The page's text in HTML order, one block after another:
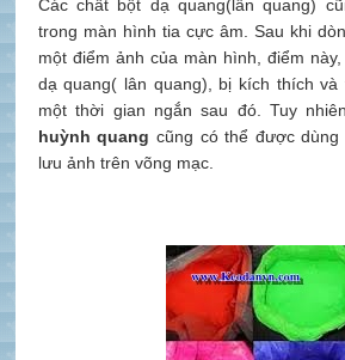
Các chất bột dạ quang(lân quang)
trong màn hình tia cực âm . Sau khi
một điểm ảnh của màn hình, điểm
dạ quang( lân quang), bị kích thích và
một thời gian ngắn sau đó. Tuy
huỳnh quang cũng có thể được
lưu ảnh trên võng mạc.